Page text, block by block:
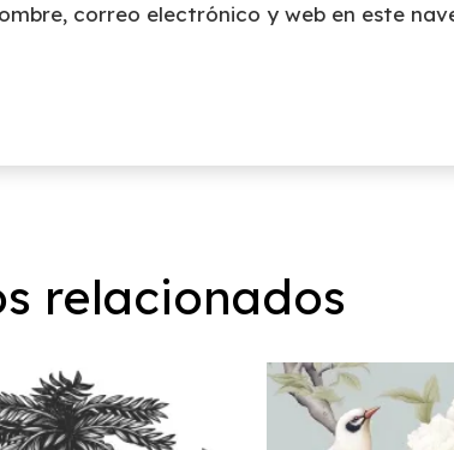
correo electrónico y web en este
relacionados